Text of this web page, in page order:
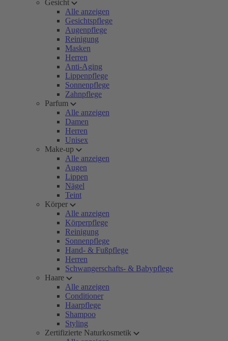
Gesicht
Alle anzeigen
Gesichtspflege
Augenpflege
Reinigung
Masken
Herren
Anti-Aging
Lippenpflege
Sonnenpflege
Zahnpflege
Parfum
Alle anzeigen
Damen
Herren
Unisex
Make-up
Alle anzeigen
Augen
Lippen
Nägel
Teint
Körper
Alle anzeigen
Körperpflege
Reinigung
Sonnenpflege
Hand- & Fußpflege
Herren
Schwangerschafts- & Babypflege
Haare
Alle anzeigen
Conditioner
Haarpflege
Shampoo
Styling
Zertifizierte Naturkosmetik